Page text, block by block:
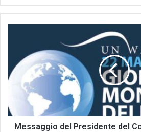
Presidente
Comites
Grecia
Giornata
Mondiale
Messaggio del Presidente del